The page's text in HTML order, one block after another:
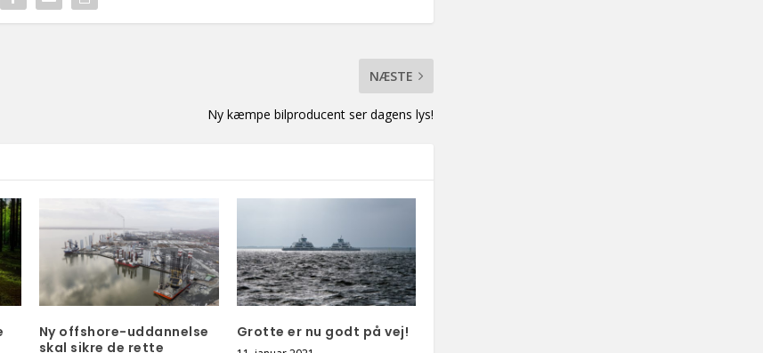
NÆSTE
Ny kæmpe bilproducent ser dagens lys!
Ny offshore-uddannelse
skal sikre de rette
Grotte er nu godt på vej!